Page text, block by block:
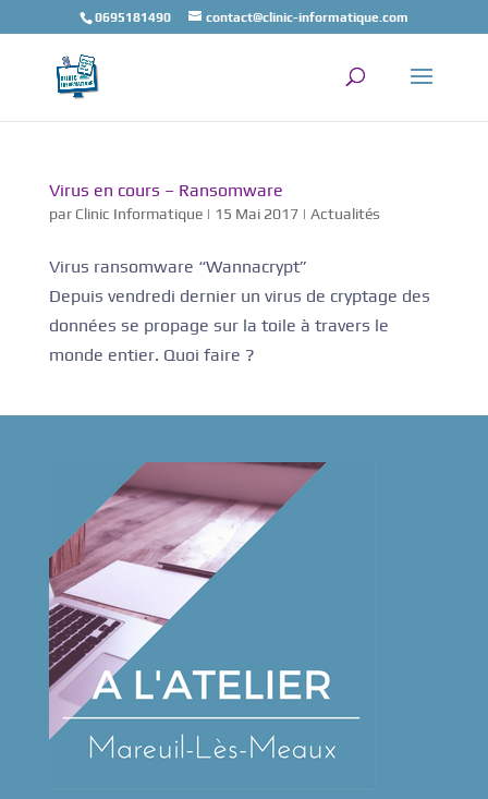
0695181490 contact@clinic-informatique.com
Virus en cours – Ransomware
par Clinic Informatique| 15 Mai 2017| Actualités
Virus ransomware “Wannacrypt”
Depuis vendredi dernier un virus de cryptage des
données se propage sur la toile à travers le
monde entier. Quoi faire ?